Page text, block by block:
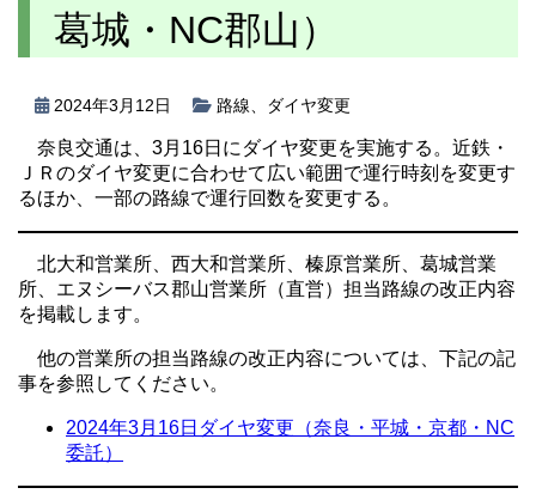
葛城・NC郡山）
2024年3月12日 路線 ダイヤ変更
奈良交通は、3月16日にダイヤ変更を実施する。近鉄・
ＪＲのダイヤ変更に合わせて広い範囲で運行時刻を変更す
るほか、一部の路線で運行回数を変更する。
北大和営業所、西大和営業所、榛原営業所、葛城営業
所、エヌシーバス郡山営業所（直営）担当路線の改正内容
を掲載します。
他の営業所の担当路線の改正内容については、下記の記
事を参照してください。
2024年3月16日ダイヤ変更（奈良・平城・京都・NC
委託）